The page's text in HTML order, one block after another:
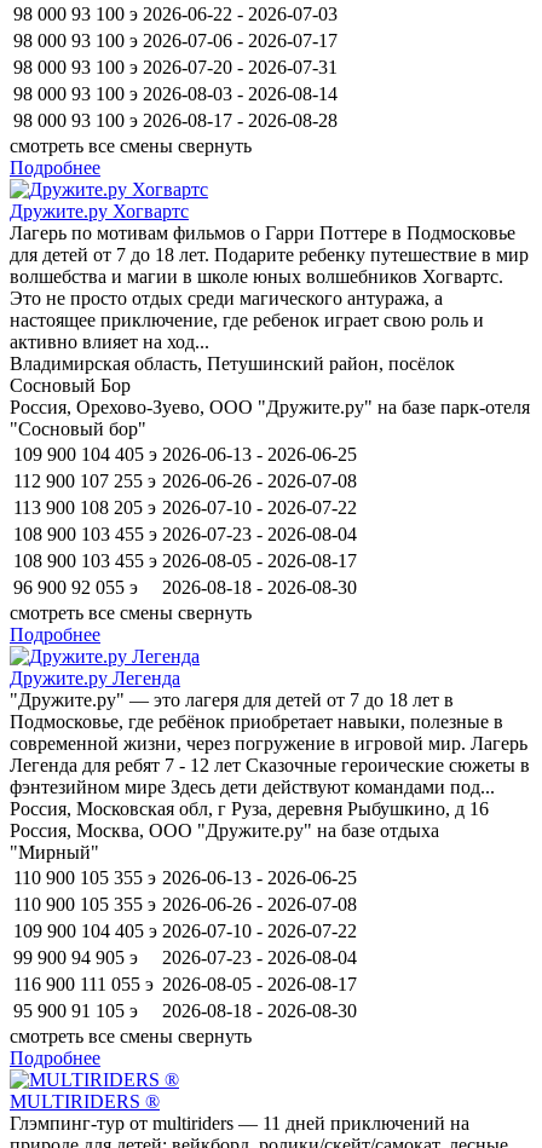
98 000 93 100 э 2026-06-22 - 2026-07-03
98 000 93 100 э 2026-07-06 - 2026-07-17
98 000 93 100 э 2026-07-20 - 2026-07-31
98 000 93 100 э 2026-08-03 - 2026-08-14
98 000 93 100 э 2026-08-17 - 2026-08-28
смотреть все смены свернуть
Подробнее
Дружите.ру Хогвартс
Лагерь по мотивам фильмов о Гарри Поттере в Подмосковье
для детей от 7 до 18 лет. Подарите ребенку путешествие в мир
волшебства и магии в школе юных волшебников Хогвартс.
Это не просто отдых среди магического антуража, а
настоящее приключение, где ребенок играет свою роль и
активно влияет на ход...
Владимирская область, Петушинский район, посёлок
Сосновый Бор
Россия, Орехово-Зуево, ООО "Дружите.ру" на базе парк-отеля
"Сосновый бор"
109 900 104 405 э 2026-06-13 - 2026-06-25
112 900 107 255 э 2026-06-26 - 2026-07-08
113 900 108 205 э 2026-07-10 - 2026-07-22
108 900 103 455 э 2026-07-23 - 2026-08-04
108 900 103 455 э 2026-08-05 - 2026-08-17
96 900 92 055 э
2026-08-18 - 2026-08-30
смотреть все смены свернуть
Подробнее
Дружите.ру Легенда
"Дружите.ру" — это лагеря для детей от 7 до 18 лет в
Подмосковье, где ребёнок приобретает навыки, полезные в
современной жизни, через погружение в игровой мир. Лагерь
Легенда для ребят 7 - 12 лет Сказочные героические сюжеты в
фэнтезийном мире Здесь дети действуют командами под...
Россия, Московская обл, г Руза, деревня Рыбушкино, д 16
Россия, Москва, ООО "Дружите.ру" на базе отдыха
"Мирный"
110 900 105 355 э 2026-06-13 - 2026-06-25
110 900 105 355 э 2026-06-26 - 2026-07-08
109 900 104 405 э 2026-07-10 - 2026-07-22
99 900 94 905 э
2026-07-23 - 2026-08-04
116 900 111 055 э 2026-08-05 - 2026-08-17
95 900 91 105 э
2026-08-18 - 2026-08-30
смотреть все смены свернуть
Подробнее
MULTIRIDERS ®
Глэмпинг-тур от multiriders — 11 дней приключений на